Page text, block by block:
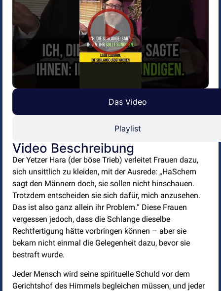
Das Video
Playlist
Video Beschreibung
Der Yetzer Hara (der böse Trieb) verleitet Frauen dazu,
sich unsittlich zu kleiden, mit der Ausrede: „HaSchem
sagt den Männern doch, sie sollen nicht hinschauen.
Trotzdem entscheiden sie sich dafür, mich anzusehen.
Das ist also ganz allein ihr Problem.“ Diese Frauen
vergessen jedoch, dass die Schlange dieselbe
Rechtfertigung hätte vorbringen können – aber sie
bekam nicht einmal die Gelegenheit dazu, bevor sie
bestraft wurde.
Jeder Mensch wird seine spirituelle Schuld vor dem
Gerichtshof des Himmels begleichen müssen, und jeder